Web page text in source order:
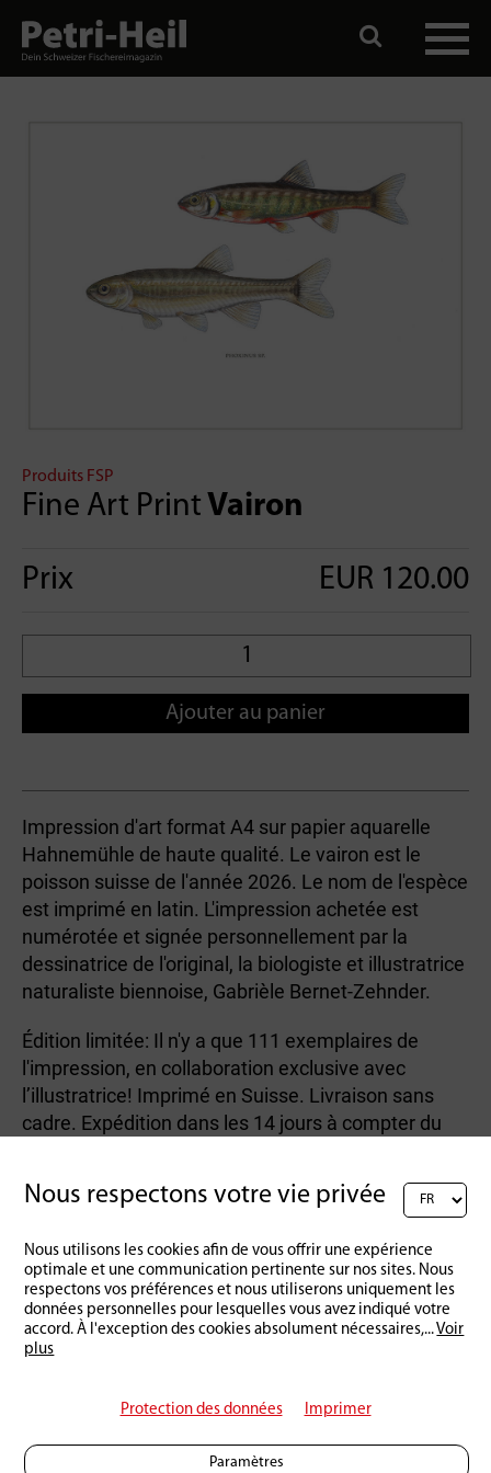
Produits FSP
Fine Art Print Vairon
Prix EUR 120.00
Ajouter au panier
Impression d'art format A4 sur papier aquarelle
Hahnemühle de haute qualité. Le vairon est le
poisson suisse de l'année 2026. Le nom de l'espèce
est imprimé en latin. L'impression achetée est
numérotée et signée personnellement par la
dessinatrice de l'original, la biologiste et illustratrice
naturaliste biennoise, Gabrièle Bernet-Zehnder.
Édition limitée: Il n'y a que 111 exemplaires de
l'impression, en collaboration exclusive avec
l’illustratrice! Imprimé en Suisse. Livraison sans
cadre. Expédition dans les 14 jours à compter du
Retour à l'aperçu
Nous respectons votre vie privée
Nous utilisons les cookies afin de vous offrir une expérience
optimale et une communication pertinente sur nos sites. Nous
respectons vos préférences et nous utiliserons uniquement les
données personnelles pour lesquelles vous avez indiqué votre
accord. À l'exception des cookies absolument nécessaires,...Voir
plus
Protection des données Imprimer
Paramètres